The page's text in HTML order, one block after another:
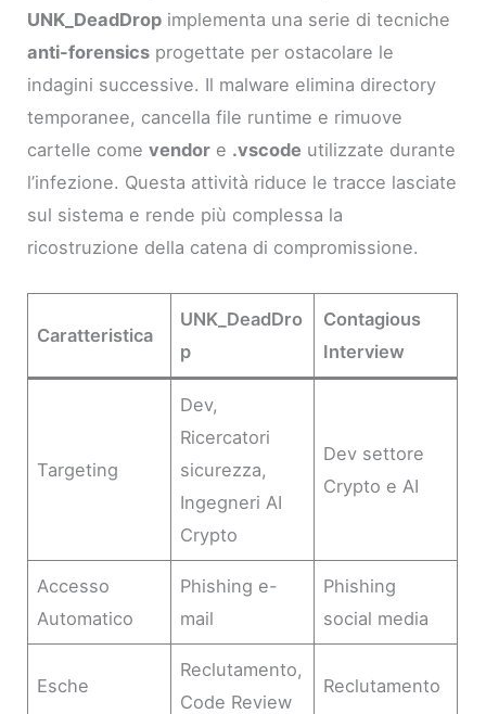
UNK_DeadDrop implementa una serie di tecniche
anti-forensics progettate per ostacolare le
indagini successive. Il malware elimina directory
temporanee, cancella file runtime e rimuove
cartelle comevendor e .vscode utilizzate durante
l’infezione. Questa attività riduce le tracce lasciate
sul sistema e rende più complessa la
ricostruzione della catena di compromissione.
Caratteristica
UNK_DeadDro
p
Contagious
Interview
Targeting
Dev,
Ricercatori
sicurezza,
Ingegneri AI
Crypto
Dev settore
Crypto e AI
Accesso
Automatico
Phishing e-
mail
Phishing
social media
Esche
Reclutamento,
Code Review
Reclutamento